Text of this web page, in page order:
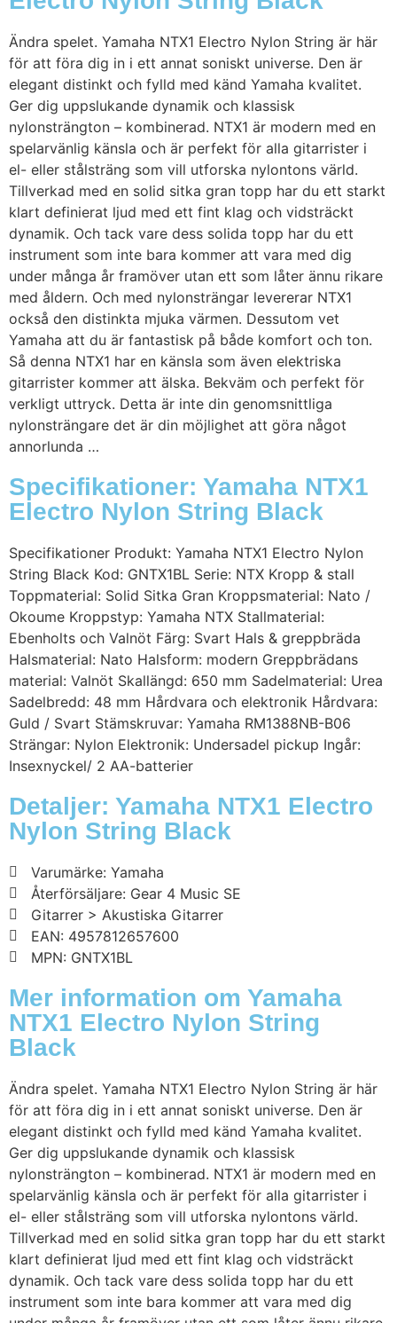
Ändra spelet. Yamaha NTX1 Electro Nylon String är här
för att föra dig in i ett annat soniskt universe. Den är
elegant distinkt och fylld med känd Yamaha kvalitet.
Ger dig uppslukande dynamik och klassisk
nylonsträngton – kombinerad. NTX1 är modern med en
spelarvänlig känsla och är perfekt för alla gitarrister i
el- eller stålsträng som vill utforska nylontons värld.
Tillverkad med en solid sitka gran topp har du ett starkt
klart definierat ljud med ett fint klag och vidsträckt
dynamik. Och tack vare dess solida topp har du ett
instrument som inte bara kommer att vara med dig
under många år framöver utan ett som låter ännu rikare
med åldern. Och med nylonsträngar levererar NTX1
också den distinkta mjuka värmen. Dessutom vet
Yamaha att du är fantastisk på både komfort och ton.
Så denna NTX1 har en känsla som även elektriska
gitarrister kommer att älska. Bekväm och perfekt för
verkligt uttryck. Detta är inte din genomsnittliga
nylonsträngare det är din möjlighet att göra något
annorlunda …
Specifikationer: Yamaha NTX1
Electro Nylon String Black
Specifikationer Produkt: Yamaha NTX1 Electro Nylon
String Black Kod: GNTX1BL Serie: NTX Kropp & stall
Toppmaterial: Solid Sitka Gran Kroppsmaterial: Nato /
Okoume Kroppstyp: Yamaha NTX Stallmaterial:
Ebenholts och Valnöt Färg: Svart Hals & greppbräda
Halsmaterial: Nato Halsform: modern Greppbrädans
material: Valnöt Skallängd: 650 mm Sadelmaterial: Urea
Sadelbredd: 48 mm Hårdvara och elektronik Hårdvara:
Guld / Svart Stämskruvar: Yamaha RM1388NB-B06
Strängar: Nylon Elektronik: Undersadel pickup Ingår:
Insexnyckel/ 2 AA-batterier
Detaljer: Yamaha NTX1 Electro
Nylon String Black
Varumärke: Yamaha
Återförsäljare: Gear 4 Music SE
Gitarrer > Akustiska Gitarrer
EAN: 4957812657600
MPN: GNTX1BL
Mer information om Yamaha
NTX1 Electro Nylon String
Black
Ändra spelet. Yamaha NTX1 Electro Nylon String är här
för att föra dig in i ett annat soniskt universe. Den är
elegant distinkt och fylld med känd Yamaha kvalitet.
Ger dig uppslukande dynamik och klassisk
nylonsträngton – kombinerad. NTX1 är modern med en
spelarvänlig känsla och är perfekt för alla gitarrister i
el- eller stålsträng som vill utforska nylontons värld.
Tillverkad med en solid sitka gran topp har du ett starkt
klart definierat ljud med ett fint klag och vidsträckt
dynamik. Och tack vare dess solida topp har du ett
instrument som inte bara kommer att vara med dig